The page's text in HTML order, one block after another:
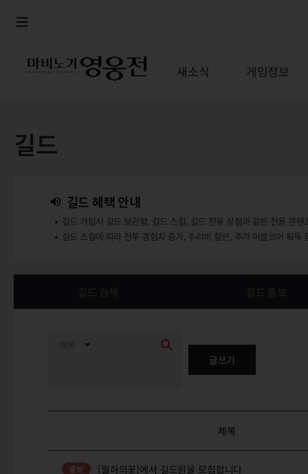
새소식 게임정보
길드
길드 혜택 안내
길드 가입시 길드 보관함, 길드 스킬, 길드 전용 상점과 같은 전용 콘
길드 스킬에 따라 전투 경험치 증가, 수리비 할인, 추가 이블코어 획득
글쓰기
제목
[월하의꽃]에서 길드원을 모집합니다